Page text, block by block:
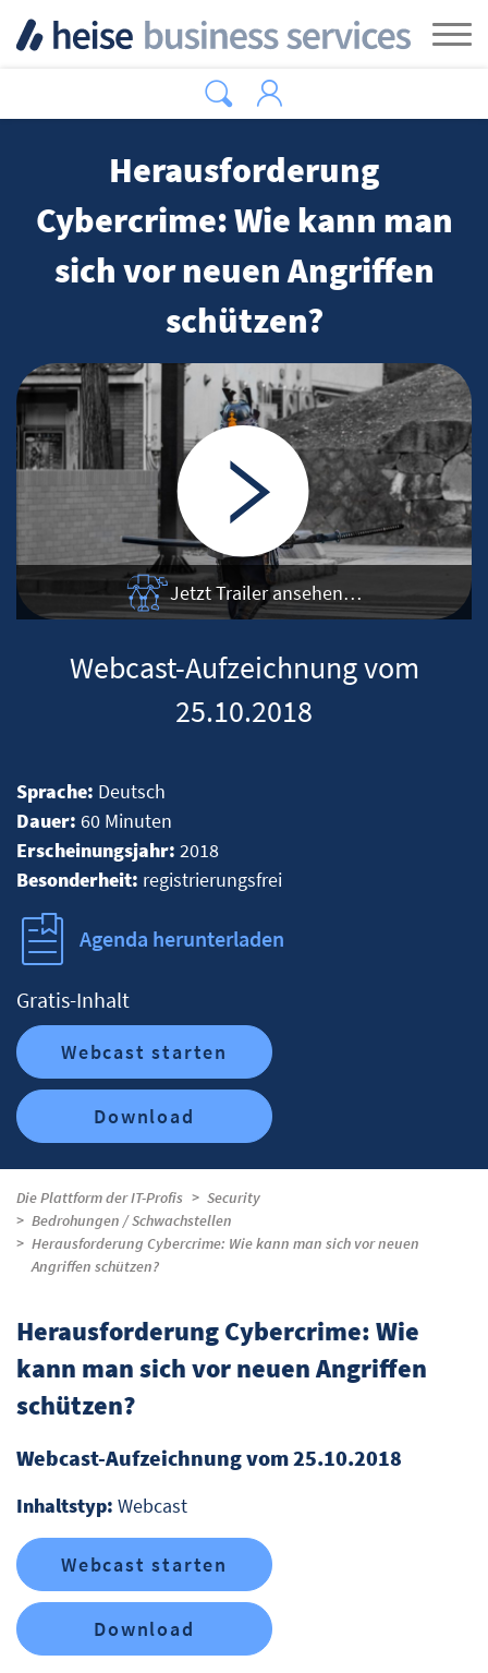
Herausforderung
Cybercrime: Wie kann man
sich vor neuen Angriffen
schützen?
Jetzt Trailer ansehen…
Webcast-Aufzeichnung vom
25.10.2018
Sprache: Deutsch
Dauer: 60 Minuten
Erscheinungsjahr: 2018
Besonderheit: registrierungsfrei
Agenda herunterladen
Gratis-Inhalt
Webcast starten
Download
Die Plattform der IT-Profis
Security
Bedrohungen / Schwachstellen
Herausforderung Cybercrime: Wie kann man sich vor neuen
Angriffen schützen?
Herausforderung Cybercrime: Wie
kann man sich vor neuen Angriffen
schützen?
Webcast-Aufzeichnung vom 25.10.2018
Inhaltstyp: Webcast
Webcast starten
Download